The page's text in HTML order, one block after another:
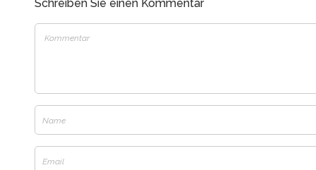
Schreiben Sie einen Kommentar